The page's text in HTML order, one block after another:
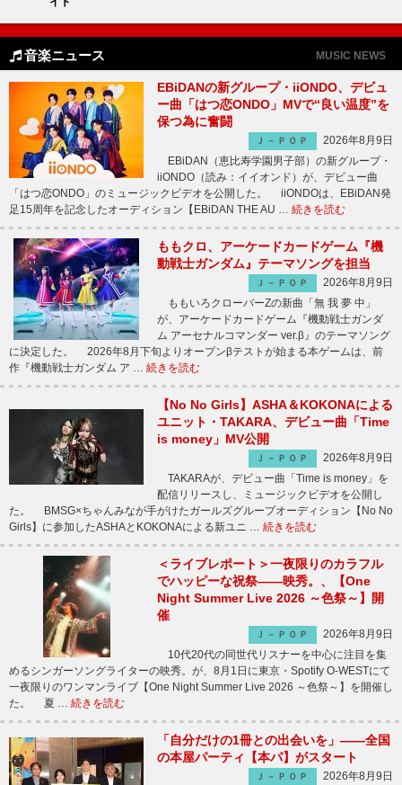
音楽ニュース MUSIC NEWS
EBiDANの新グループ・iiONDO、デビュ
ー曲「はつ恋ONDO」MVで“良い温度”を
保つ為に奮闘
Ｊ－ＰＯＰ
2026年8月9日
EBiDAN（恵比寿学園男子部）の新グループ・
iiONDO（読み：イイオンド）が、デビュー曲
「はつ恋ONDO」のミュージックビデオを公開した。 iiONDOは、EBiDAN発
足15周年を記念したオーディション【EBiDAN THE AU … 続きを読む
ももクロ、アーケードカードゲーム『機
動戦士ガンダム』テーマソングを担当
Ｊ－ＰＯＰ
2026年8月9日
ももいろクローバーZの新曲「無 我 夢 中」
が、アーケードカードゲーム『機動戦士ガンダ
ム アーセナルコマンダー ver.β』のテーマソング
に決定した。 2026年8月下旬よりオープンβテストが始まる本ゲームは、前
作『機動戦士ガンダム ア … 続きを読む
【No No Girls】ASHA＆KOKONAによる
ユニット・TAKARA、デビュー曲「Time
is money」MV公開
Ｊ－ＰＯＰ
2026年8月9日
TAKARAが、デビュー曲「Time is money」を
配信リリースし、ミュージックビデオを公開し
た。 BMSG×ちゃんみなが手がけたガールズグループオーディション【No No
Girls】に参加したASHAとKOKONAによる新ユニ … 続きを読む
＜ライブレポート＞一夜限りのカラフル
でハッピーな祝祭――映秀。、【One
Night Summer Live 2026 ～色祭～】開
催
Ｊ－ＰＯＰ
2026年8月9日
10代20代の同世代リスナーを中心に注目を集
めるシンガーソングライターの映秀。が、8月1日に東京・Spotify O-WESTにて
一夜限りのワンマンライブ【One Night Summer Live 2026 ～色祭～】を開催し
た。 夏 … 続きを読む
「自分だけの1冊との出会いを」――全国
の本屋パーティ【本パ】がスタート
Ｊ－ＰＯＰ
2026年8月9日